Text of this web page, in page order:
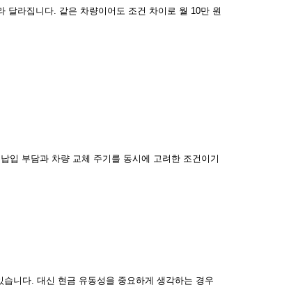
달라집니다. 같은 차량이어도 조건 차이로 월 10만 원
입 부담과 차량 교체 주기를 동시에 고려한 조건이기
니다. 대신 현금 유동성을 중요하게 생각하는 경우